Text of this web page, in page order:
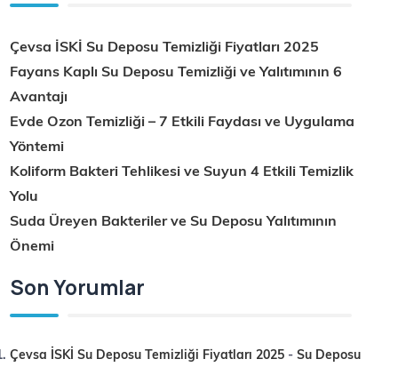
Çevsa İSKİ Su Deposu Temizliği Fiyatları 2025
Fayans Kaplı Su Deposu Temizliği ve Yalıtımının 6
Avantajı
Evde Ozon Temizliği – 7 Etkili Faydası ve Uygulama
Yöntemi
Koliform Bakteri Tehlikesi ve Suyun 4 Etkili Temizlik
Yolu
Suda Üreyen Bakteriler ve Su Deposu Yalıtımının
Önemi
Son Yorumlar
Çevsa İSKİ Su Deposu Temizliği Fiyatları 2025 -Su Deposu